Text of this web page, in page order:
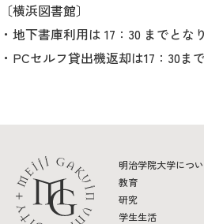
アクセス
案内
〔横浜図書館〕
・地下書庫利用は 17：30 までとな
・PCセルフ貸出機返却は17：30ま
明治学院大学につ
教育
研究
学生生活